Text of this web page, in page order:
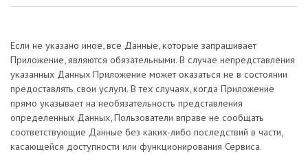
Если не указано иное, все Данные, которые запрашивает
Приложение, являются обязательными. В случае непредставления
указанных Данных Приложение может оказаться не в состоянии
предоставлять свои услуги. В тех случаях, когда Приложение
прямо указывает на необязательность представления
определенных Данных, Пользователи вправе не сообщать
соответствующие Данные без каких-либо последствий в части,
касающейся доступности или функционирования Сервиса.